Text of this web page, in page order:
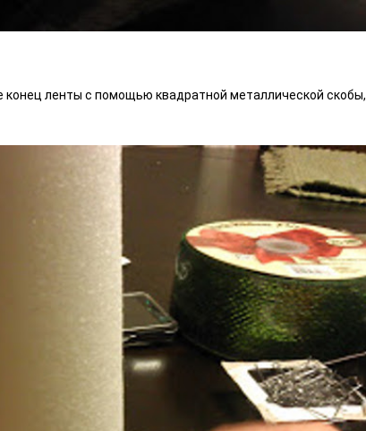
конец ленты с помощью квадратной металлической скобы,